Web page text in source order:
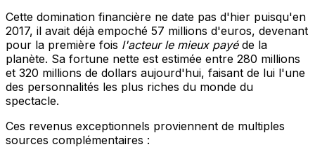
Cette domination financière ne date pas d'hier puisqu'en
2017, il avait déjà empoché 57 millions d'euros, devenant
pour la première fois l'acteur le mieux payéde la
planète. Sa fortune nette est estimée entre 280 millions
et 320 millions de dollars aujourd'hui, faisant de lui l'une
des personnalités les plus riches du monde du
spectacle.
Ces revenus exceptionnels proviennent de multiples
sources complémentaires :